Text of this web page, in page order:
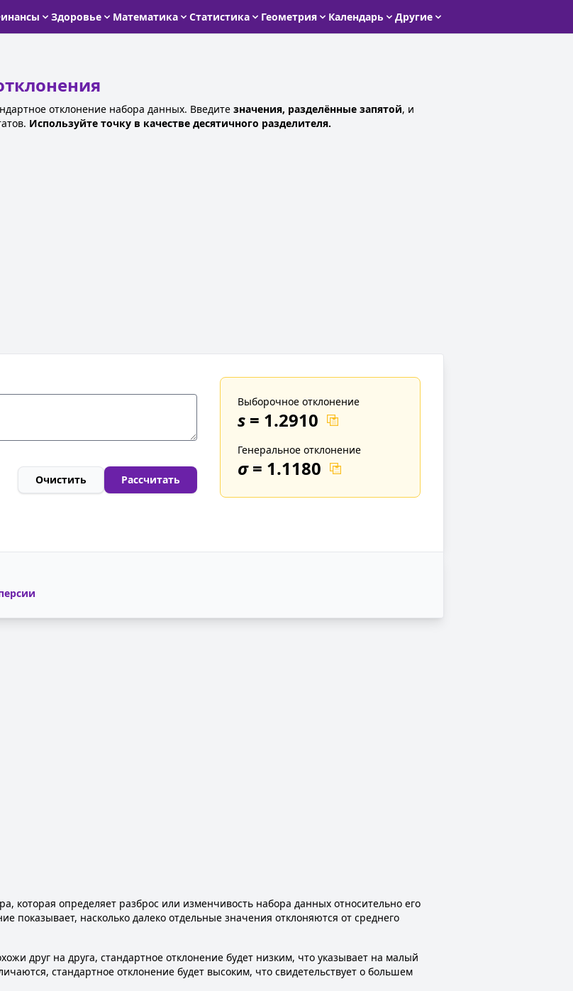
Здоровье Математика Статистика Геометрия Календарь Другие
отклонение набора данных. Введите значения, разделённые запятой, и
Используйте точку в качестве десятичного разделителя.
Очистить Рассчитать
Выборочное отклонение
s= 1.2910
Генеральное отклонение
σ= 1.1180
которая определяет разброс или изменчивость набора данных относительно его
показывает, насколько далеко отдельные значения отклоняются от среднего
друг на друга, стандартное отклонение будет низким, что указывает на малый
стандартное отклонение будет высоким, что свидетельствует о большем